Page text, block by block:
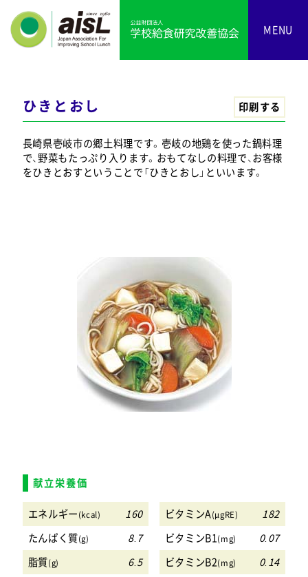
MENU
ひきとおし 印刷する
長崎県壱岐市の郷土料理です。壱岐の地鶏を使った鍋料理
で、野菜もたっぷり入ります。おもてなしの料理で、お客様
をひきとおすということで「ひきとおし」といいます。
献立栄養価
エネルギー(kcal) 160 ビタミンA(μgRE)
182
たんぱく質(g) 8.7 ビタミンB1(mg)
0.07
脂質(g) 6.5 ビタミンB2(mg)
0.14